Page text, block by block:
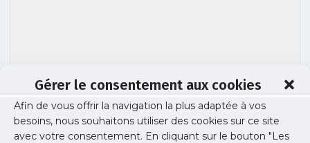
Gérer le consentement aux cookies
Afin de vous offrir la navigation la plus adaptée à vos
besoins, nous souhaitons utiliser des cookies sur ce site
avec votre consentement. En cliquant sur le bouton "Les
PHOTOS-EQUIPE